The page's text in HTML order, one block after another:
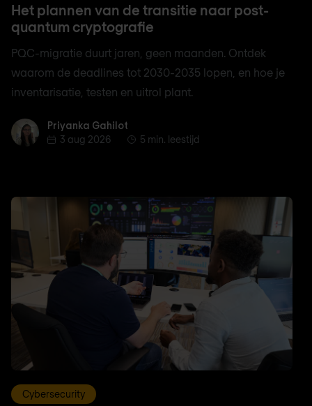
Het plannen van de transitie naar post-
quantum cryptografie
PQC-migratie duurt jaren, geen maanden. Ontdek
waarom de deadlines tot 2030-2035 lopen, en hoe je
inventarisatie, testen en uitrol plant.
Priyanka Gahilot
Priyanka Gahilot
3 aug 2026
5 min. leestijd
Cybersecurity